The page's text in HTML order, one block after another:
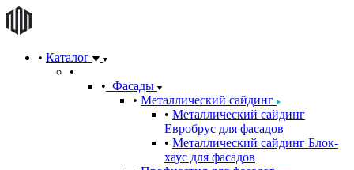
Каталог
Фасады
Металлический сайдинг
Металлический сайдинг
Евробрус для фасадов
Металлический сайдинг Блок-
хаус для фасадов